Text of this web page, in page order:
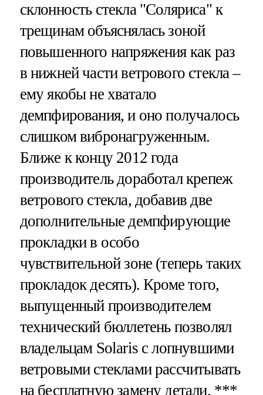
склонность стекла "Соляриса" к
трещинам объяснялась зоной
повышенного напряжения как раз
в нижней части ветрового стекла –
ему якобы не хватало
демпфирования, и оно получалось
слишком вибронагруженным.
Ближе к концу 2012 года
производитель доработал крепеж
ветрового стекла, добавив две
дополнительные демпфирующие
прокладки в особо
чувствительной зоне (теперь таких
прокладок десять). Кроме того,
выпущенный производителем
технический бюллетень позволял
владельцам Solaris с лопнувшими
ветровыми стеклами рассчитывать
на бесплатную замену детали. ***